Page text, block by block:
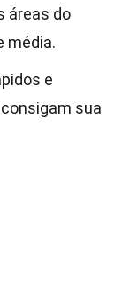
áreas do
média.
e
sua